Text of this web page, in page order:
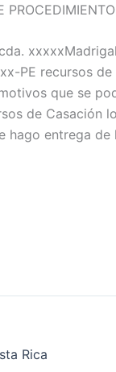
PE recursos
que se
de
entrega
Rica